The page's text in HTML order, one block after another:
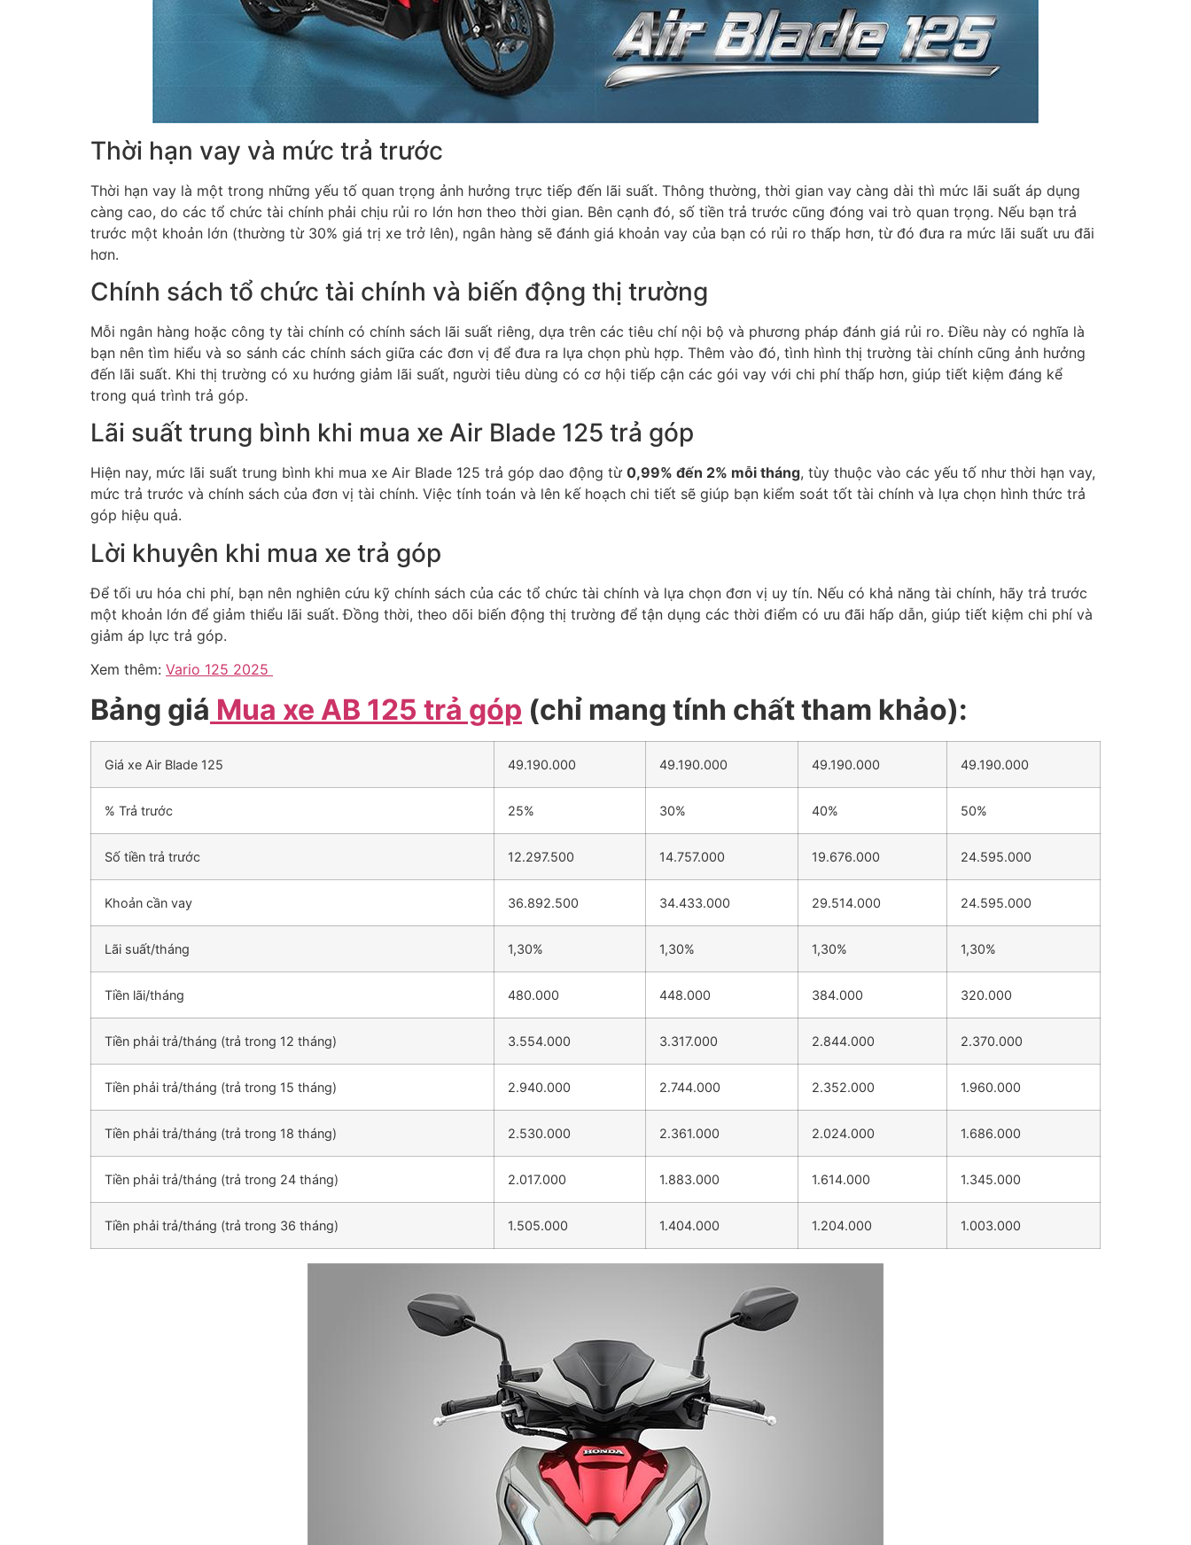
Thời hạn vay và mức trả trước
Thời hạn vay là một trong những yếu tố quan trọng ảnh hưởng trực tiếp đến lãi suất. Thông thường, thời gian vay càng dài thì mức lãi suất áp dụng
càng cao, do các tổ chức tài chính phải chịu rủi ro lớn hơn theo thời gian. Bên cạnh đó, số tiền trả trước cũng đóng vai trò quan trọng. Nếu bạn trả
trước một khoản lớn (thường từ 30% giá trị xe trở lên), ngân hàng sẽ đánh giá khoản vay của bạn có rủi ro thấp hơn, từ đó đưa ra mức lãi suất ưu đãi
hơn.
Chính sách tổ chức tài chính và biến động thị trường
Mỗi ngân hàng hoặc công ty tài chính có chính sách lãi suất riêng, dựa trên các tiêu chí nội bộ và phương pháp đánh giá rủi ro. Điều này có nghĩa là
bạn nên tìm hiểu và so sánh các chính sách giữa các đơn vị để đưa ra lựa chọn phù hợp. Thêm vào đó, tình hình thị trường tài chính cũng ảnh hưởng
đến lãi suất. Khi thị trường có xu hướng giảm lãi suất, người tiêu dùng có cơ hội tiếp cận các gói vay với chi phí thấp hơn, giúp tiết kiệm đáng kể
trong quá trình trả góp.
Lãi suất trung bình khi mua xe Air Blade 125 trả góp
Hiện nay, mức lãi suất trung bình khi mua xe Air Blade 125 trả góp dao động từ 0,99% đến 2% mỗi tháng, tùy thuộc vào các yếu tố như thời hạn vay,
mức trả trước và chính sách của đơn vị tài chính. Việc tính toán và lên kế hoạch chi tiết sẽ giúp bạn kiểm soát tốt tài chính và lựa chọn hình thức trả
góp hiệu quả.
Lời khuyên khi mua xe trả góp
Để tối ưu hóa chi phí, bạn nên nghiên cứu kỹ chính sách của các tổ chức tài chính và lựa chọn đơn vị uy tín. Nếu có khả năng tài chính, hãy trả trước
một khoản lớn để giảm thiểu lãi suất. Đồng thời, theo dõi biến động thị trường để tận dụng các thời điểm có ưu đãi hấp dẫn, giúp tiết kiệm chi phí và
giảm áp lực trả góp.
Xem thêm: Vario 125 2025
Bảng giá Mua xe AB 125 trả góp (chỉ mang tính chất tham khảo):
Giá xe Air Blade 125 49.190.000 49.190.000 49.190.000 49.190.000
% Trả trước 25% 30% 40% 50%
Số tiền trả trước 12.297.500 14.757.000 19.676.000 24.595.000
Khoản cần vay 36.892.500 34.433.000 29.514.000 24.595.000
Lãi suất/tháng 1,30% 1,30% 1,30% 1,30%
Tiền lãi/tháng 480.000 448.000 384.000 320.000
Tiền phải trả/tháng (trả trong 12 tháng) 3.554.000 3.317.000 2.844.000 2.370.000
Tiền phải trả/tháng (trả trong 15 tháng) 2.940.000 2.744.000 2.352.000 1.960.000
Tiền phải trả/tháng (trả trong 18 tháng) 2.530.000 2.361.000 2.024.000 1.686.000
Tiền phải trả/tháng (trả trong 24 tháng) 2.017.000 1.883.000 1.614.000 1.345.000
Tiền phải trả/tháng (trả trong 36 tháng) 1.505.000 1.404.000 1.204.000 1.003.000